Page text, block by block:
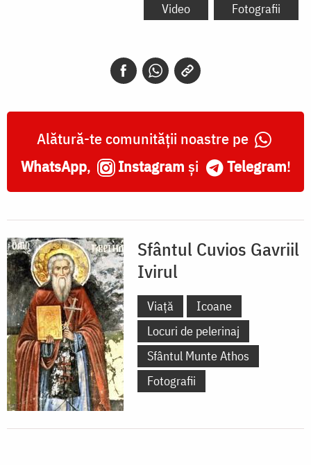
Video Fotografii
Alătură-te comunității noastre pe
WhatsApp, Instagram și Telegram!
Sfântul Cuvios Gavriil
Ivirul
Viață
Icoane
Locuri de pelerinaj
Sfântul Munte Athos
Fotografii